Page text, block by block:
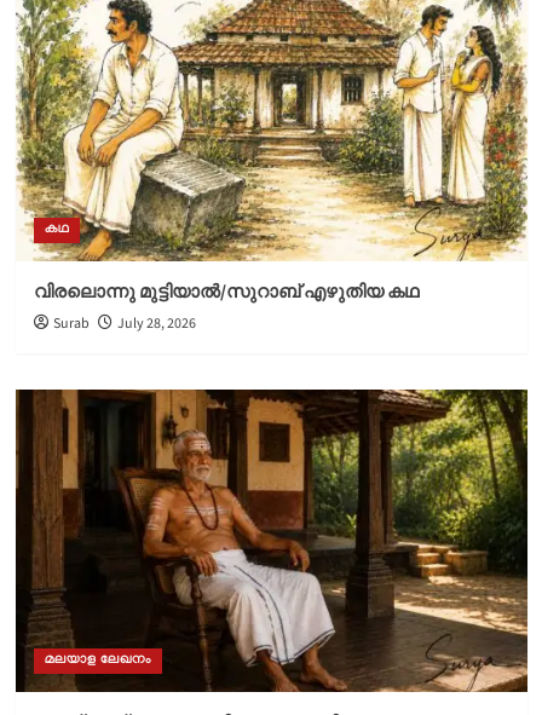
കഥ
വിരലൊന്നു മുട്ടിയാൽ/സുറാബ് എഴുതിയ കഥ
Surab July 28, 2026
മലയാള ലേഖനം